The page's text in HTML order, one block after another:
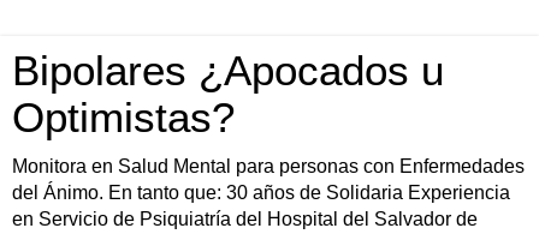
Bipolares ¿Apocados u
Optimistas?
Monitora en Salud Mental para personas con Enfermedades
del Ánimo. En tanto que: 30 años de Solidaria Experiencia
en Servicio de Psiquiatría del Hospital del Salvador de